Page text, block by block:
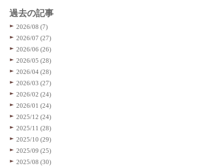
過去の記事
2026/08 (7)
2026/07 (27)
2026/06 (26)
2026/05 (28)
2026/04 (28)
2026/03 (27)
2026/02 (24)
2026/01 (24)
2025/12 (24)
2025/11 (28)
2025/10 (29)
2025/09 (25)
2025/08 (30)